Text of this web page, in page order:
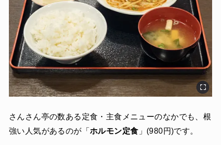
さんさん亭の数ある定食・主食メニューのなかでも、根
強い人気があるのが「ホルモン定食 」(980円)です。